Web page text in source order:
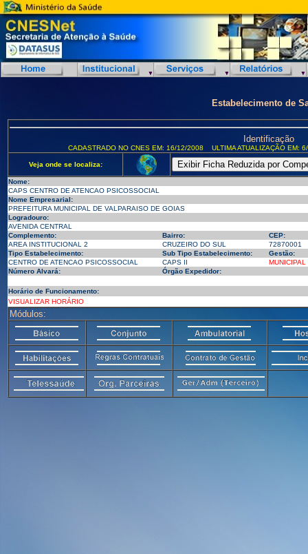
Estabelecimento de
Identificação
CADASTRADO NO CNES EM: 16/12/2008 ULTIMA ATUALIZAÇÃO EM:
Veja onde se localiza:
Nome:
CAPS CENTRO DE ATENCAO PSICOSSOCIAL
Nome Empresarial:
PREFEITURA MUNICIPAL DE VALPARAISO DE GOIAS
Logradouro:
AVENIDA CENTRAL
Complemento:
Bairro:
CEP:
AREA INSTITUCIONAL 2
CRUZEIRO DO SUL
72870001
Tipo Estabelecimento:
Sub Tipo Estabelecimento:
Gestão:
CENTRO DE ATENCAO PSICOSSOCIAL
CAPS II
MUNICIPAL
Número Alvará:
Órgão Expedidor:
Horário de Funcionamento:
VISUALIZAR HORÁRIO
Módulos: